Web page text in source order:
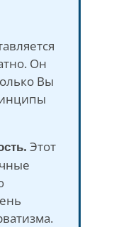
Он
Вы
Этот